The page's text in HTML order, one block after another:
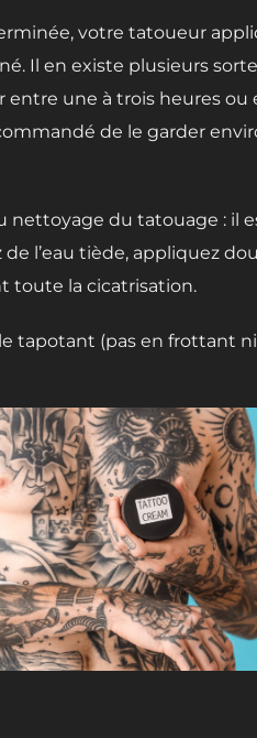
votre tatoueur
Il en existe plusieurs
une à trois heures
de le garder
nettoyage du tatouage : il
de l’eau tiède, appliquez
toute la cicatrisation.
tapotant (pas en frottant